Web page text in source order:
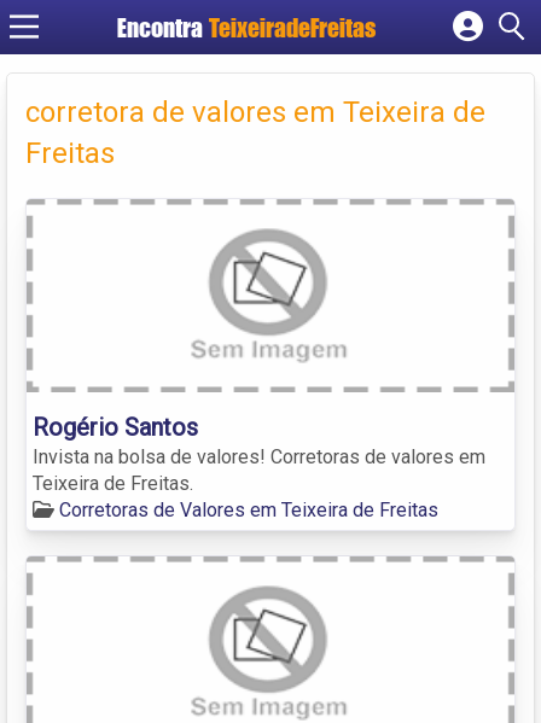
Encontra TeixeiradeFreitas
Cadastrar empresa
Criar conta
corretora de valores em Teixeira de
Freitas
Rogério Santos
Invista na bolsa de valores! Corretoras de valores em
Teixeira de Freitas.
Corretoras de Valores em Teixeira de Freitas